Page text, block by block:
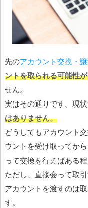
先のアカウント交換・
ントを取られる可能性
せん。
実はその通りです。現状
はありません。
どうしてもアカウント
ウントを受け取ってか
って交換を行えばある
ただし、直接会って取
アカウントを渡すのは
す。